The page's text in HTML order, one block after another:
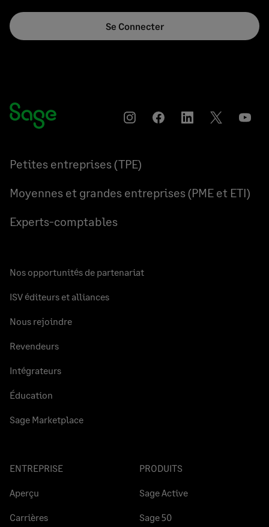
Se Connecter
InstagramPartagerPartagerPartager
Petites entreprises (TPE)
Moyennes et grandes entreprises (PME et ETI)
Experts-comptables
Nos opportunités de partenariat
ISV éditeurs et alliances
Nous rejoindre
Revendeurs
Intégrateurs
Éducation
Sage Marketplace
ENTREPRISE
Aperçu
Carrières
PRODUITS
Sage Active
Sage 50